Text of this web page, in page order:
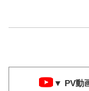
▼ PV動